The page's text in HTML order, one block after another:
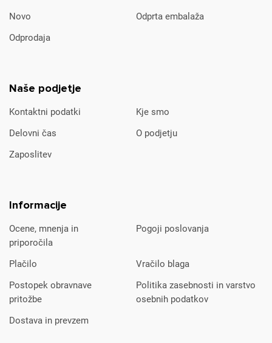
Novo
Odprta embalaža
Odprodaja
Naše podjetje
Kontaktni podatki
Kje smo
Delovni čas
O podjetju
Zaposlitev
Informacije
Ocene, mnenja in
priporočila
Pogoji poslovanja
Plačilo
Vračilo blaga
Postopek obravnave
pritožbe
Politika zasebnosti in varstvo
osebnih podatkov
Dostava in prevzem